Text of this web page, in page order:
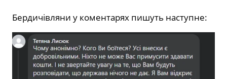
Бердичівляни у коментарях пишуть наступне: